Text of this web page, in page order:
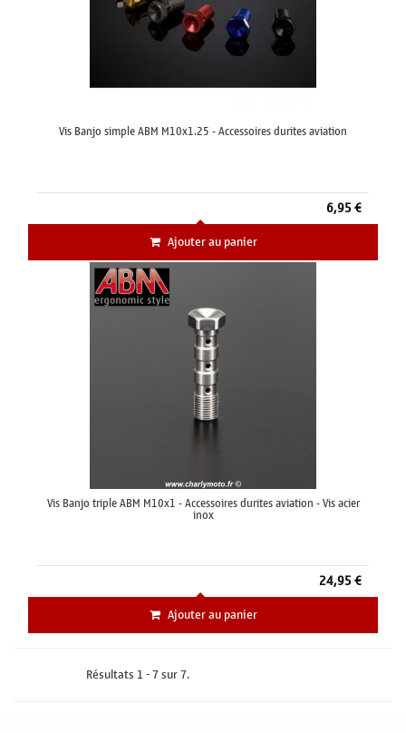
Vis Banjo simple ABM M10x1.25 - Accessoires durites aviation
6,95 €
Ajouter au panier
Vis Banjo triple ABM M10x1 - Accessoires durites aviation - Vis acier
inox
24,95 €
Ajouter au panier
Résultats 1 - 7 sur 7.